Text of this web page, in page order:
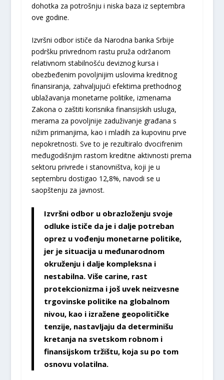
dohotka za potrošnju i niska baza iz septembra
ove godine.
Izvršni odbor ističe da Narodna banka Srbije
podršku privrednom rastu pruža održanom
relativnom stabilnošću deviznog kursa i
obezbeđenim povoljnijim uslovima kreditnog
finansiranja, zahvaljujući efektima prethodnog
ublažavanja monetarne politike, izmenama
Zakona o zaštiti korisnika finansijskih usluga,
merama za povoljnije zaduživanje građana s
nižim primanjima, kao i mladih za kupovinu prve
nepokretnosti. Sve to je rezultiralo dvocifrenim
međugodišnjim rastom kreditne aktivnosti prema
sektoru privrede i stanovništva, koji je u
septembru dostigao 12,8%, navodi se u
saopštenju za javnost.
Izvršni odbor u obrazloženju svoje
odluke ističe da je i dalje potreban
oprez u vođenju monetarne politike,
jer je situacija u međunarodnom
okruženju i dalje kompleksna i
nestabilna. Više carine, rast
protekcionizma i još uvek neizvesne
trgovinske politike na globalnom
nivou, kao i izražene geopolitičke
tenzije, nastavljaju da determinišu
kretanja na svetskom robnom i
finansijskom tržištu, koja su po tom
osnovu volatilna.